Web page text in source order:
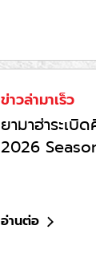
ข่าวล่ามาเร็ว
ยามาฮ่าระเ
2026
อ่านต่อ